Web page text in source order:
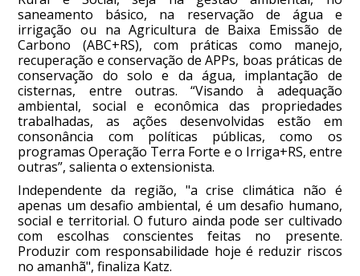
saneamento básico, na reservação de água e
irrigação ou na Agricultura de Baixa Emissão de
Carbono (ABC+RS), com práticas como manejo,
recuperação e conservação de APPs, boas práticas de
conservação do solo e da água, implantação de
cisternas, entre outras. “Visando à adequação
ambiental, social e econômica das propriedades
trabalhadas, as ações desenvolvidas estão em
consonância com políticas públicas, como os
programas Operação Terra Forte e o Irriga+RS, entre
outras”, salienta o extensionista.
Independente da região, "a crise climática não é
apenas um desafio ambiental, é um desafio humano,
social e territorial. O futuro ainda pode ser cultivado
com escolhas conscientes feitas no presente.
Produzir com responsabilidade hoje é reduzir riscos
no amanhã", finaliza Katz.